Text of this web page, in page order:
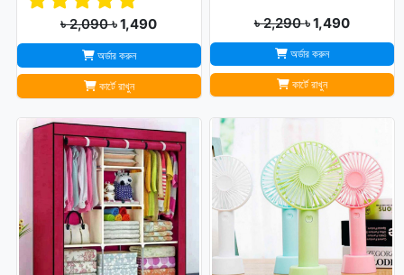
৳ 2,090৳ 1,490
অর্ডার করুন
কার্টে রাখুন
৳ 2,290৳ 1,490
অর্ডার করুন
কার্টে রাখুন